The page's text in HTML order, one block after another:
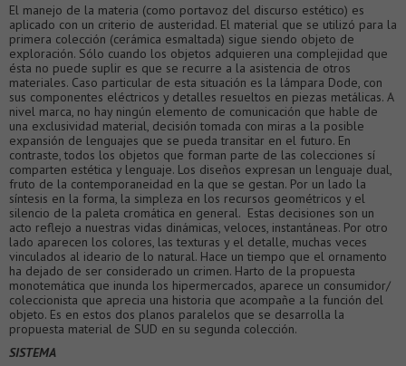
El manejo de la materia (como portavoz del discurso estético) es
aplicado con un criterio de austeridad. El material que se utilizó para la
primera colección (cerámica esmaltada) sigue siendo objeto de
exploración. Sólo cuando los objetos adquieren una complejidad que
ésta no puede suplir es que se recurre a la asistencia de otros
materiales. Caso particular de esta situación es la lámpara Dode, con
sus componentes eléctricos y detalles resueltos en piezas metálicas. A
nivel marca, no hay ningún elemento de comunicación que hable de
una exclusividad material, decisión tomada con miras a la posible
expansión de lenguajes que se pueda transitar en el futuro. En
contraste, todos los objetos que forman parte de las colecciones sí
comparten estética y lenguaje. Los diseños expresan un lenguaje dual,
fruto de la contemporaneidad en la que se gestan. Por un lado la
síntesis en la forma, la simpleza en los recursos geométricos y el
silencio de la paleta cromática en general. Estas decisiones son un
acto reflejo a nuestras vidas dinámicas, veloces, instantáneas. Por otro
lado aparecen los colores, las texturas y el detalle, muchas veces
vinculados al ideario de lo natural. Hace un tiempo que el ornamento
ha dejado de ser considerado un crimen. Harto de la propuesta
monotemática que inunda los hipermercados, aparece un consumidor/
coleccionista que aprecia una historia que acompañe a la función del
objeto. Es en estos dos planos paralelos que se desarrolla la
propuesta material de SUD en su segunda colección.
SISTEMA